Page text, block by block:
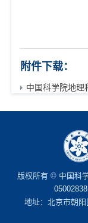
附件下载：
中国科学院地理
版权所有 © 中国科
地址：北京市朝